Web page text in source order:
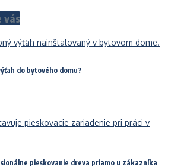
vás
do bytového domu?
pieskovanie dreva priamo u zákazníka